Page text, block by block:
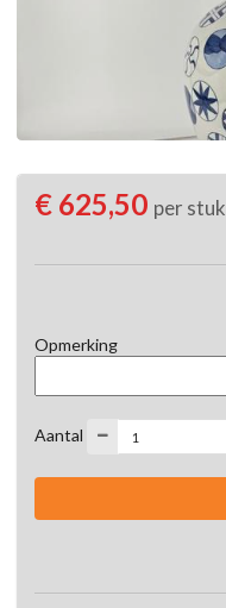
€ 625,50 per stuk
Opmerking
Aantal